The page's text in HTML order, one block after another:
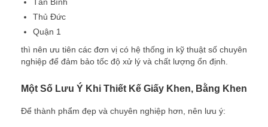
Thủ Đức
Quận 1
thì nên ưu tiên các đơn vị có hệ thống in kỹ thuật số chuyên
nghiệp để đảm bảo tốc độ xử lý và chất lượng ổn định.
Một Số Lưu Ý Khi Thiết Kế Giấy Khen, Bằng Khen
Để thành phẩm đẹp và chuyên nghiệp hơn, nên lưu ý: